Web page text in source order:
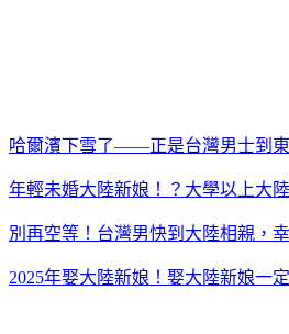
哈爾濱下雪了——正是台灣男士到
年輕未婚大陸新娘！？大學以上大
別再空等！台灣男快到大陸相親，
2025年娶大陸新娘！娶大陸新娘一